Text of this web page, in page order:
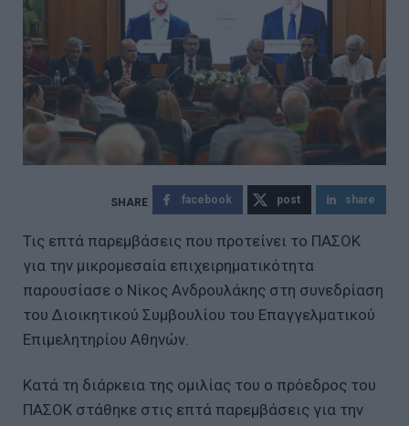
facebook post share
Τις επτά παρεμβάσεις που προτείνει το ΠΑΣΟΚ
για την μικρομεσαία επιχειρηματικότητα
παρουσίασε ο Νίκος Ανδρουλάκης στη συνεδρίαση
του Διοικητικού Συμβουλίου του Επαγγελματικού
Επιμελητηρίου Αθηνών.
Κατά τη διάρκεια της ομιλίας του ο πρόεδρος του
ΠΑΣΟΚ στάθηκε στις επτά παρεμβάσεις για την